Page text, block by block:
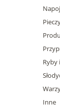
Ryby
Inne